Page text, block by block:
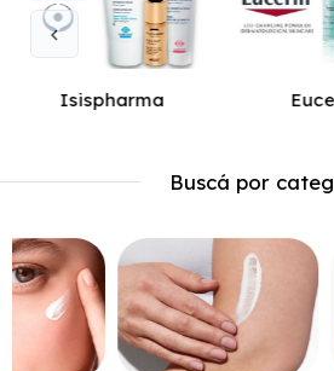
Isispharma
Buscá por